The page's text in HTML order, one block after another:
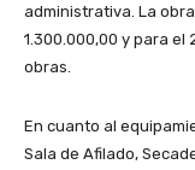
administrativa. La
1.300.000,00 y para el
obras.
En cuanto al
Sala de Afilado,